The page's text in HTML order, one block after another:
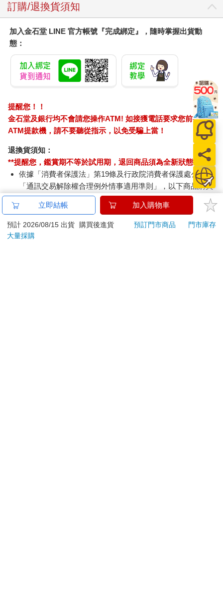
訂購/退換貨須知
加入金石堂 LINE 官方帳號『完成綁定』，隨時掌握出貨動
態：
提醒您！！
金石堂及銀行均不會請您操作ATM! 如接獲電話要求您前往
ATM提款機，請不要聽從指示，以免受騙上當！
退換貨須知：
**提醒您，鑑賞期不等於試用期，退回商品須為全新狀態**
依據「消費者保護法」第19條及行政院消費者保護處公告之
「通訊交易解除權合理例外情事適用準則」，以下商品購買
後，除商品本身有瑕疵外，將不提供7天的猶豫期：
易於腐敗、保存期限較短或解約時即將逾期。（如：生
鮮食品）
依消費者要求所為之客製化給付。（客製化商品）
立即結帳 加入購物車
預計 2026/08/15 出貨 購買後進貨 預訂門市商品
門市庫存
大量採購